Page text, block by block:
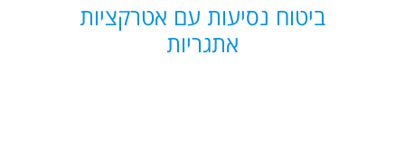
ביטוח נסיעות עם אטרקציות
אתגריות